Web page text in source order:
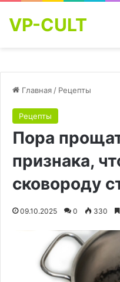
VP-CULT
Главная / Рецепты
Рецепты
Пора
признака,
сковороду
09.10.2025 0 330